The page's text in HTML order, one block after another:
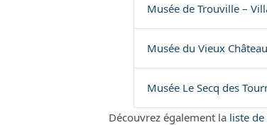
Musée de Trouville –
Musée du Vieux
Musée Le Secq des
Découvrez également la liste